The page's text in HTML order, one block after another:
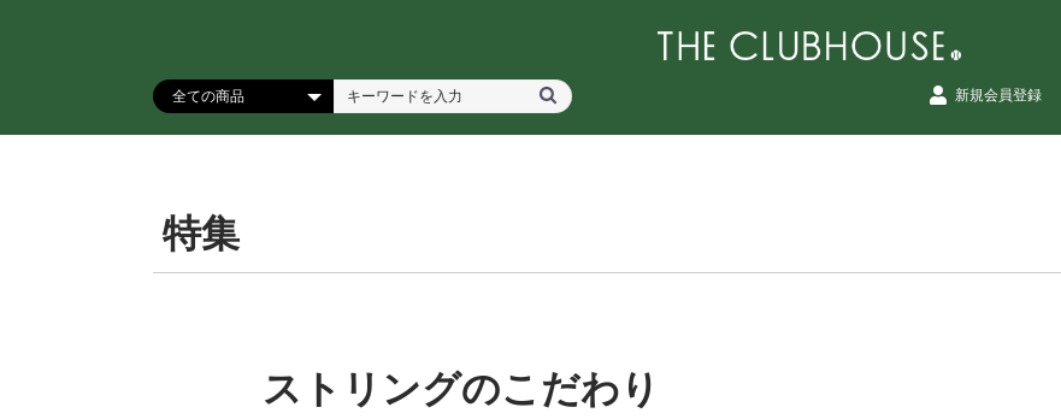
新規会員登録
特集
ストリングのこだわり